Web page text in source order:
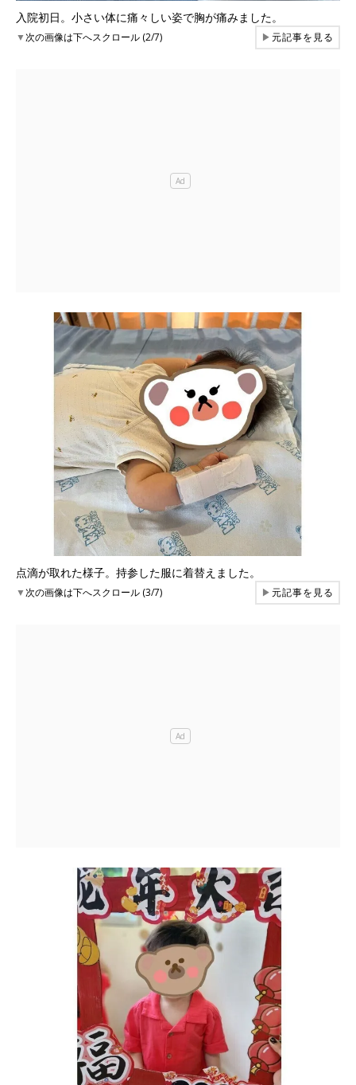
入院初日。小さい体に痛々しい姿で胸が痛みました。
▼次の画像は下へスクロール (2/7) ▶元記事を見る
点滴が取れた様子。持参した服に着替えました。
▼次の画像は下へスクロール (3/7) ▶元記事を見る